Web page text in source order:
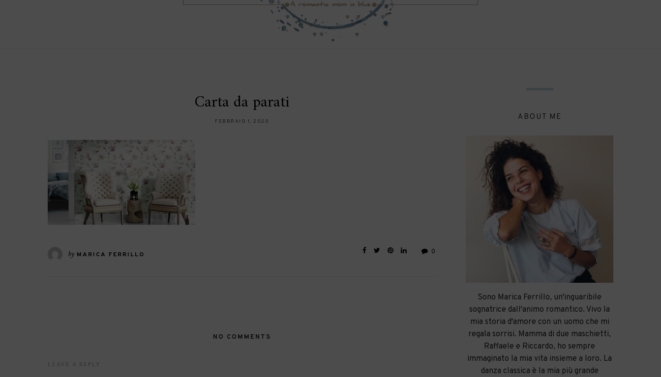
Carta da parati
FEBBRAIO 1, 2020
by MARICA FERRILLO 0
NO COMMENTS
LEAVE A REPLY
ABOUT ME
Sono Marica Ferrillo, un'inguaribile
sognatrice dall'animo romantico. Vivo la
mia storia d'amore con un uomo che mi
regala sorrisi. Mamma di due maschietti,
Raffaele e Riccardo, ho sempre
immaginato la mia vita insieme a loro. La
danza classica è la mia più grande